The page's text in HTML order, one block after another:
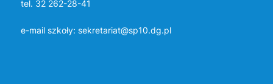
tel. 32 262-28-41
e-mail szkoły: sekretariat@sp10.dg.pl